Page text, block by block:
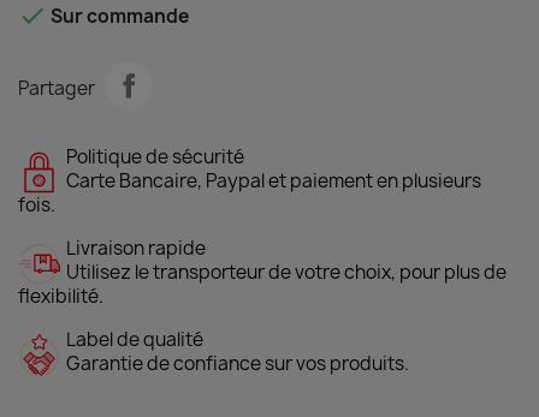
 Sur commande
Partager
Politique de sécurité
Carte Bancaire, Paypal et paiement en plusieurs
fois.
Livraison rapide
Utilisez le transporteur de votre choix, pour plus de
flexibilité.
Label de qualité
Garantie de confiance sur vos produits.